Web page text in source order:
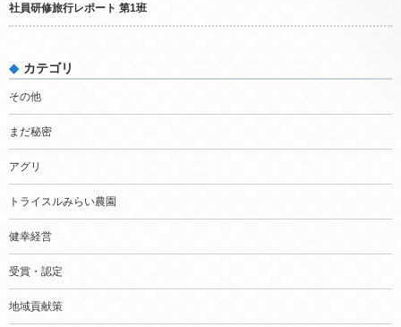
社員研修旅行レポート 第1班
カテゴリ
その他
まだ秘密
アグリ
トライスルみらい農園
健幸経営
受賞・認定
地域貢献策